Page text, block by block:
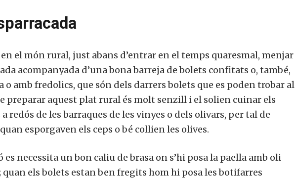
el món rural, just abans d’entrar en el temps quaresmal, menjar
acompanyada d’una bona barreja de bolets confitats o, també,
o amb fredolics, que són dels darrers bolets que es poden trobar al
preparar aquest plat rural és molt senzill i el solien cuinar els
redós de les barraques de les vinyes o dels olivars, per tal de
esporgaven els ceps o bé collien les olives.
es necessita un bon caliu de brasa on s’hi posa la paella amb oli
quan els bolets estan ben fregits hom hi posa les botifarres